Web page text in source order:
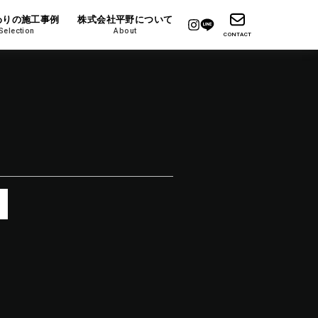
の施工事例 株式会社平野について
About CONTACT